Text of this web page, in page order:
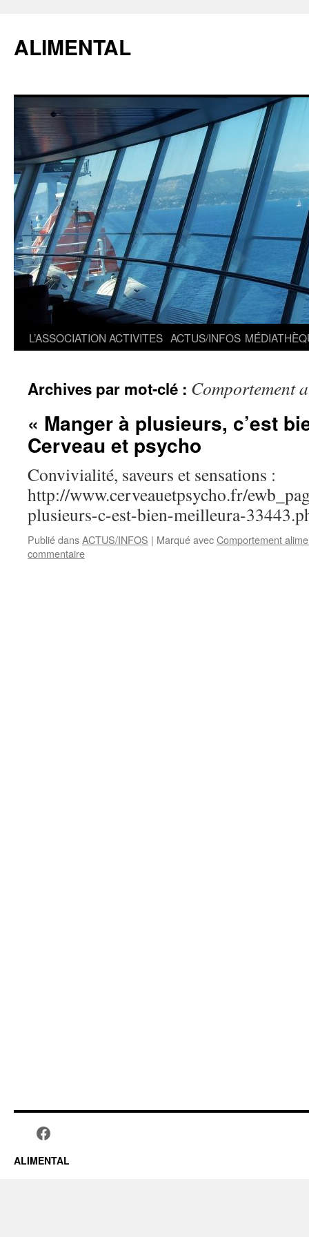
ALIMENTAL
L’ASSOCIATION ACTIVITES ACTUS/INFOS
Archives par mot-clé : Comportement
« Manger à plusieurs, c’est
Cerveau et psycho
Convivialité, saveurs et sensations :
http://www.cerveauetpsycho.fr/
plusieurs-c-est-bien-meilleura-
Publié dansACTUS/INFOS | Marqué avecComportement
commentaire
ALIMENTAL